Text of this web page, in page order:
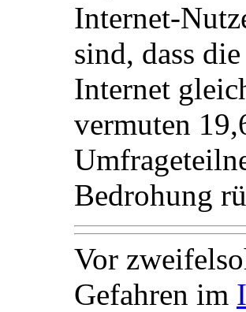
Internet-
sind, dass
Internet
vermuten
Bedrohung
Vor
Gefahren im